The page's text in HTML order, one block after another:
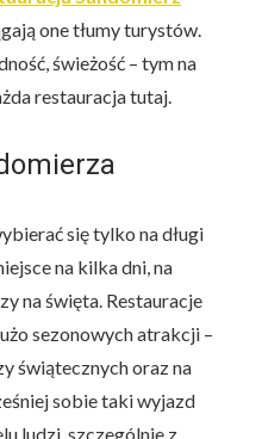
one tłumy turystów.
świeżość – tym na
restauracja tutaj.
się tylko na długi
na kilka dni, na
na święta. Restauracje
sezonowych atrakcji –
świątecznych oraz na
sobie taki wyjazd
ludzi, szczególnie z